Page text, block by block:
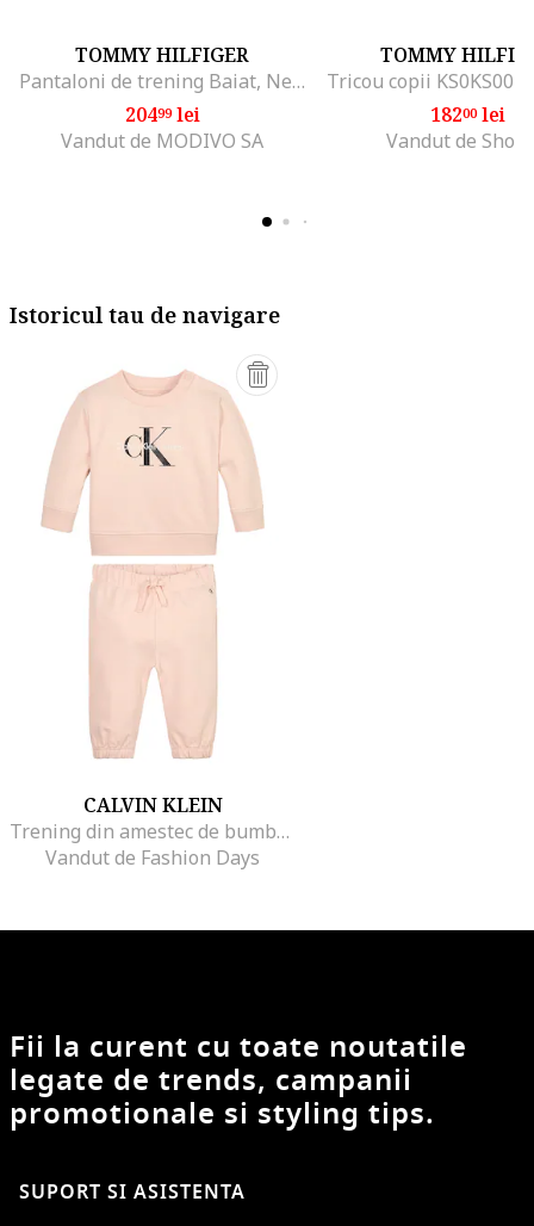
TOMMY HILFIGER
Pantaloni de trening Baiat, Negru, 100% bumbac, 4Y
20499lei
Vandut de MODIVO SA
TOMMY
Tricou copii
18200lei
Vandut de
Istoricul tau de navigare
CALVIN KLEIN
Trening din amestec de bumbac organic cu logo, Piersica
Vandut de Fashion Days
Fii la curent cu toate noutatile
legate de trends, campanii
promotionale si styling tips.
SUPORT SI ASISTENTA